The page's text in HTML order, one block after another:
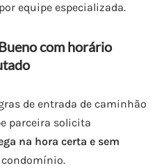
equipe especializada.
com horário
de entrada de caminhão
parceira solicita
na hora certa e sem
condomínio.